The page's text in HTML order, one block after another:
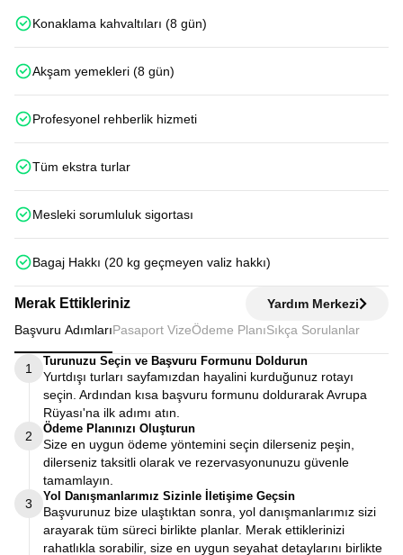
Konaklama kahvaltıları (8 gün)
Akşam yemekleri (8 gün)
Profesyonel rehberlik hizmeti
Tüm ekstra turlar
Mesleki sorumluluk sigortası
Bagaj Hakkı (20 kg geçmeyen valiz hakkı)
Merak Ettikleriniz
Yardım Merkezi
Başvuru AdımlarıPasaport VizeÖdeme Planı Sıkça Sorulanlar
1
Turunuzu Seçin ve Başvuru Formunu Doldurun
Yurtdışı turları sayfamızdan hayalini kurduğunuz rotayı
seçin. Ardından kısa başvuru formunu doldurarak Avrupa
Rüyası'na ilk adımı atın.
2
Ödeme Planınızı Oluşturun
Size en uygun ödeme yöntemini seçin dilerseniz peşin,
dilerseniz taksitli olarak ve rezervasyonunuzu güvenle
tamamlayın.
3
Yol Danışmanlarımız Sizinle İletişime Geçsin
Başvurunuz bize ulaştıktan sonra, yol danışmanlarımız sizi
arayarak tüm süreci birlikte planlar. Merak ettiklerinizi
rahatlıkla sorabilir, size en uygun seyahat detaylarını birlikte